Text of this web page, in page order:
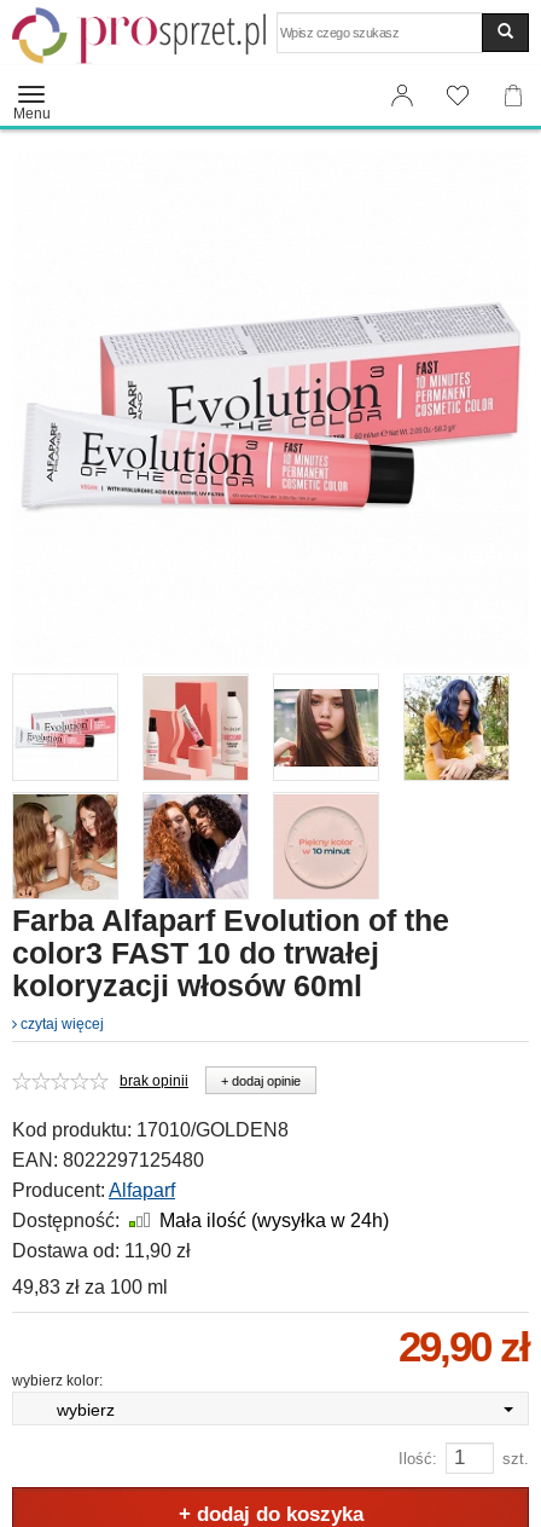
Menu
Farba Alfaparf Evolution of the
color3 FAST 10 do trwałej
koloryzacji włosów 60ml
czytaj więcej
brak opinii + dodaj opinie
Kod produktu: 17010/GOLDEN8
EAN: 8022297125480
Producent: Alfaparf
Dostępność:
Mała ilość (wysyłka w 24h)
Dostawa od: 11,90 zł
49,83 zł za 100 ml
29,90 zł
wybierz kolor:
wybierz
Ilość: szt.
+ dodaj do koszyka